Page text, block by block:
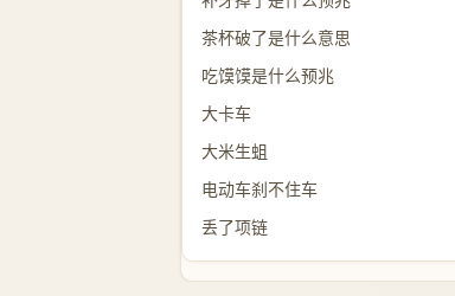
茶杯破了是什么意思
吃馍馍是什么预兆
大卡车
大米生蛆
电动车刹不住车
丢了项链